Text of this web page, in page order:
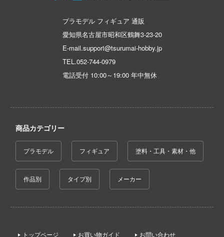
庭園
ート・オンライン
え人形(ビスク・ドール)は恋をする
ボトムズ
プラモデル フィギュア 通販
愛知県名古屋市昭和区鶴舞3-23-20
E-mail.support@tsurumai-hobby.jp
TEL.052-744-0979
電話受付 10:00～19:00 年中無休
商品カテゴリー
プラモデル フィギュア 塗料・工具・素材・他
作品別 タイプ別 メーカー
トップページ お買い物ガイド お問い合わせ